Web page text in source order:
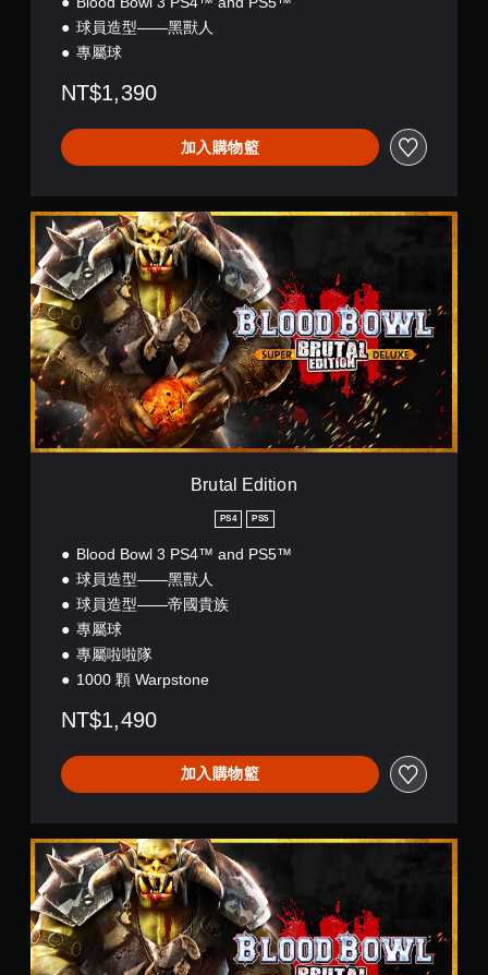
球員造型——黑獸人
專屬球
NT$1,390
加入購物籃
B
r
u
t
a
l
E
d
i
i
o
n
Brutal Edition
PS4 PS5
Blood Bowl 3 PS4™ and PS5™
球員造型——黑獸人
球員造型——帝國貴族
專屬球
專屬啦啦隊
1000 顆 Warpstone
NT$1,490
加入購物籃
B
r
u
t
a
l
E